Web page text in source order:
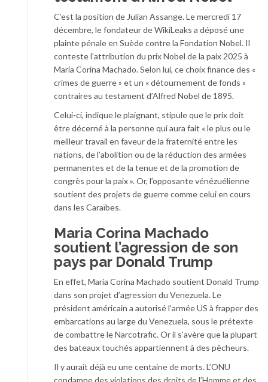
C’est la position de Julian Assange. Le mercredi 17
décembre, le fondateur de WikiLeaks a déposé une
plainte pénale en Suède contre la Fondation Nobel. Il
conteste l’attribution du prix Nobel de la paix 2025 à
María Corina Machado. Selon lui, ce choix finance des «
crimes de guerre » et un « détournement de fonds »
contraires au testament d’Alfred Nobel de 1895.
Celui-ci, indique le plaignant, stipule que le prix doit
être décerné à la personne qui aura fait « le plus ou le
meilleur travail en faveur de la fraternité entre les
nations, de l’abolition ou de la réduction des armées
permanentes et de la tenue et de la promotion de
congrès pour la paix ». Or, l’opposante vénézuélienne
soutient des projets de guerre comme celui en cours
dans les Caraïbes.
Maria Corina Machado
soutient l’agression de son
pays par Donald Trump
En effet, Maria Corina Machado soutient Donald Trump
dans son projet d’agression du Venezuela. Le
président américain a autorisé l’armée US à frapper des
embarcations au large du Venezuela, sous le prétexte
de combattre le Narcotrafic. Or il s’avère que la plupart
des bateaux touchés appartiennent à des pêcheurs.
Il y aurait déjà eu une centaine de morts. L’ONU
condamne des violations des droits de l’Homme et des